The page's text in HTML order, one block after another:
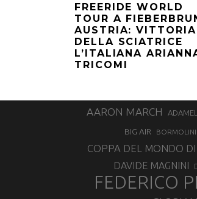
FREERIDE WORLD
TOUR A
AUSTRIA: VITTORIA
DELLA SCIATRICE
L’ITALIANA
TRICOMI
AARON MARCH
BIG AIR
BORMOLINI
COPPA DEL MONDO
DAVIDE MAGNINI
FEDERICO